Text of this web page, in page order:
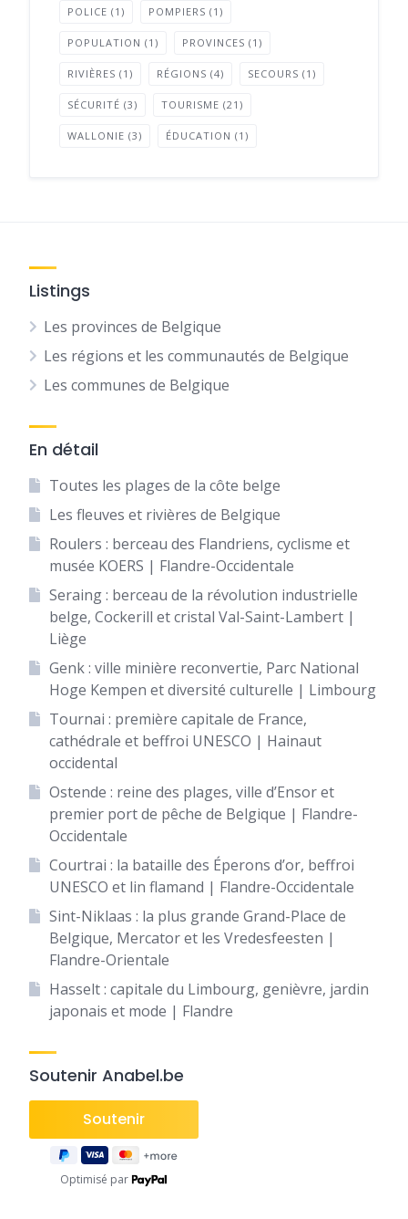
POLICE (1) POMPIERS (1)
POPULATION (1) PROVINCES (1)
RIVIÈRES (1) RÉGIONS (4) SECOURS (1)
SÉCURITÉ (3) TOURISME (21)
WALLONIE (3) ÉDUCATION (1)
Listings
Les provinces de Belgique
Les régions et les communautés de Belgique
Les communes de Belgique
En détail
Toutes les plages de la côte belge
Les fleuves et rivières de Belgique
Roulers : berceau des Flandriens, cyclisme et
musée KOERS | Flandre-Occidentale
Seraing : berceau de la révolution industrielle
belge, Cockerill et cristal Val-Saint-Lambert |
Liège
Genk : ville minière reconvertie, Parc National
Hoge Kempen et diversité culturelle | Limbourg
Tournai : première capitale de France,
cathédrale et beffroi UNESCO | Hainaut
occidental
Ostende : reine des plages, ville d’Ensor et
premier port de pêche de Belgique | Flandre-
Occidentale
Courtrai : la bataille des Éperons d’or, beffroi
UNESCO et lin flamand | Flandre-Occidentale
Sint-Niklaas : la plus grande Grand-Place de
Belgique, Mercator et les Vredesfeesten |
Flandre-Orientale
Hasselt : capitale du Limbourg, genièvre, jardin
japonais et mode | Flandre
Soutenir Anabel.be
Optimisé par